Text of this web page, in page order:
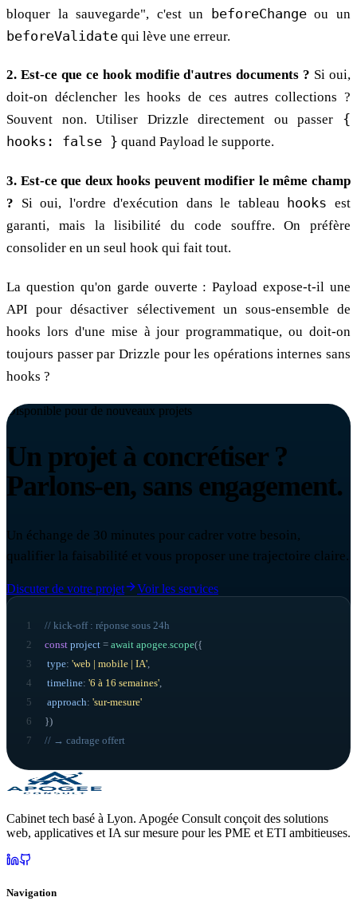
bloquer la sauvegarde", c'est un
beforeChangeou un
beforeValidate qui lève une erreur.
2. Est-ce que ce hook modifie d'autres documents ? Si oui,
doit-on déclencher les hooks de ces autres collections ?
Souvent non. Utiliser Drizzle directement ou passer {
hooks: false } quand Payload le supporte.
3. Est-ce que deux hooks peuvent modifier le même champ
? Si oui, l'ordre d'exécution dans le tableau hooks est
garanti, mais la lisibilité du code souffre. On préfère
consolider en un seul hook qui fait tout.
La question qu'on garde ouverte : Payload expose-t-il une
API pour désactiver sélectivement un sous-ensemble de
hooks lors d'une mise à jour programmatique, ou doit-on
toujours passer par Drizzle pour les opérations internes sans
hooks ?
Disponible pour de nouveaux projets
Un projet à concrétiser ?
Parlons-en, sans engagement.
Un échange de 30 minutes pour cadrer votre besoin,
qualifier la faisabilité et vous proposer une trajectoire claire.
Discuter de votre projet Voir les services
1
// kick-off : réponse sous 24h
2
const project = await apogee scope({
3
type: 'web | mobile | IA'
4
timeline: '6 à 16 semaines'
5
approach: 'sur-mesure'
6
})
7
// → cadrage offert
Cabinet tech basé à Lyon. Apogée Consult conçoit des solutions
web, applicatives et IA sur mesure pour les PME et ETI ambitieuses.
Navigation